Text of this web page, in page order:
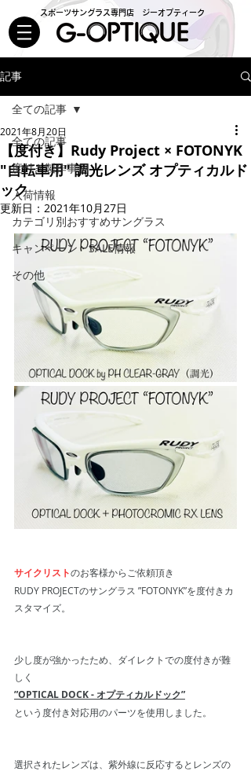
スポーツサングラス専門店 ジーオプティーク
記事
全ての記事
度付き製作事例
入荷情報
カテゴリ別おすすめサングラス
キャンペーン・SALE情報
その他
全ての記事
【度付き】Rudy Project × FOTONYK
"自転車用" 調光レンズ オプティカルド
ック
2021年8月20日
更新日： 2021年10月27日
サイクリストのお客様からご依頼頂き
RUDY PROJECTのサングラス ”FOTONYK”を度付きカ
スタマイズ。
少し度が強かったため、ダイレクトでの度付きが難
しく
”OPTICAL DOCK - オプティカルドック”
という度付き対応用のパーツを使用しました。
選択されたレンズは、紫外線に反応するとレンズの